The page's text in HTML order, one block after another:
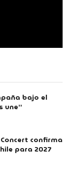
bajo el
une”
confirma
para 2027